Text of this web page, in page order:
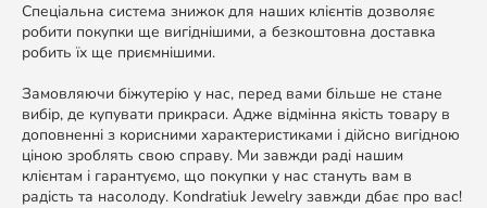
Спеціальна система знижок для наших клієнтів дозволяє
робити покупки ще вигіднішими, а безкоштовна доставка
робить їх ще приємнішими.
Замовляючи біжутерію у нас, перед вами більше не стане
вибір, де купувати прикраси. Адже відмінна якість товару в
доповненні з корисними характеристиками і дійсно вигідною
ціною зроблять свою справу. Ми завжди раді нашим
клієнтам і гарантуємо, що покупки у нас стануть вам в
радість та насолоду. Kondratiuk Jewelry завжди дбає про вас!